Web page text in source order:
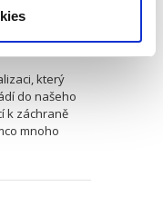
který
do našeho
k záchraně
mnoho